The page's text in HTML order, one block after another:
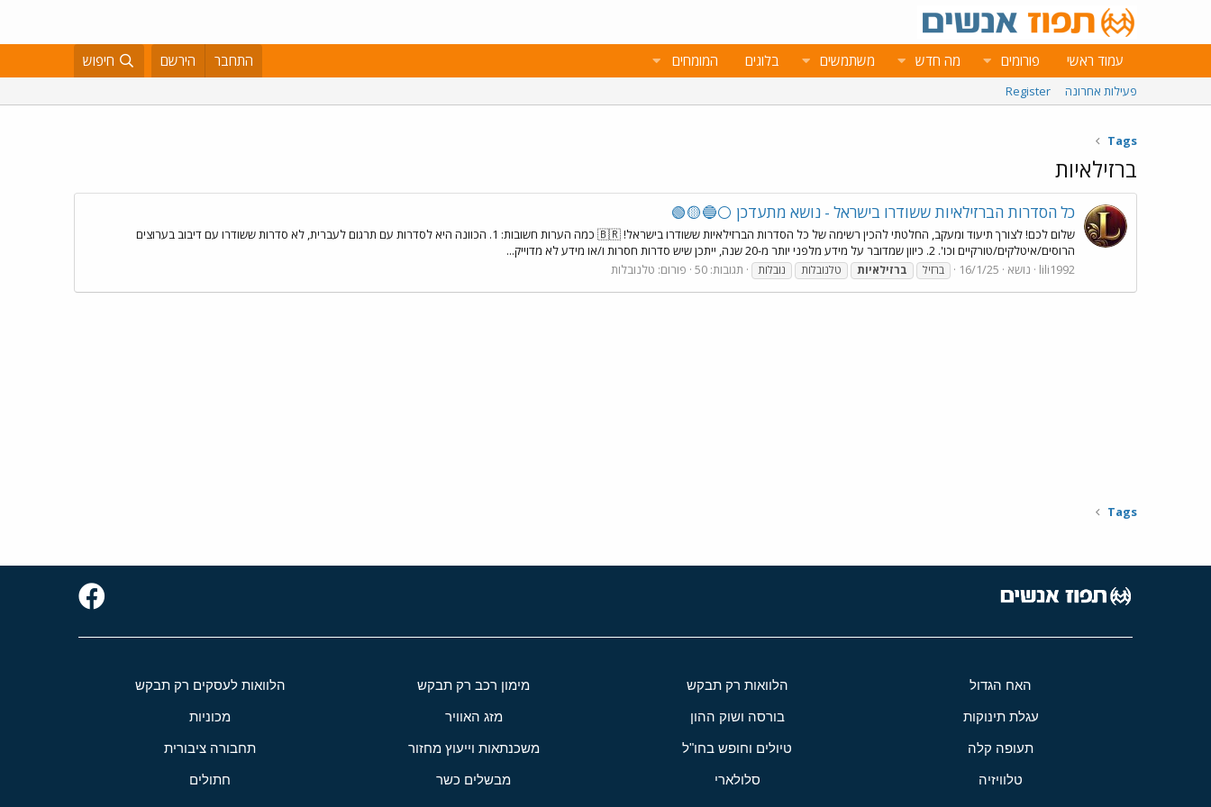
עמוד ראשי פורומים מה חדש משתמשים בלוגים המומחים התחבר הירשם חיפוש
פעילות אחרונה Register
Tags
ברזילאיות
כל הסדרות הברזילאיות ששודרו בישראל - נושא מתעדכן ⚪🔵🟡🟢
שלום לכם! לצורך תיעוד ומעקב, החלטתי להכין רשימה של כל הסדרות הברזילאיות ששודרו בישראל! 🇧🇷 כמה הערות חשובות: 1. הכוונה היא לסדרות עם תרגום לעברית, לא סדרות ששודרו עם דיבוב בערוצים
הרוסים/איטלקים/טורקיים וכו'. 2. כיוון שמדובר על מידע מלפני יותר מ-20 שנה, ייתכן שיש סדרות חסרות ו/או מידע לא מדוייק...
lili1992
נושא 16/1/25 ברזיל ברזילאיות טלנובלות נובלות תגובות: 50 פורום: טלנובלות
Tags
האח הגדול הלוואות רק תבקש מימון רכב רק תבקש הלוואות לעסקים רק תבקש
עגלת תינוקות בורסה ושוק ההון מזג האוויר מכוניות
תעופה קלה טיולים וחופש בחו"ל משכנתאות וייעוץ מחזור תחבורה ציבורית
טלוויזיה סלולארי מבשלים כשר חתולים